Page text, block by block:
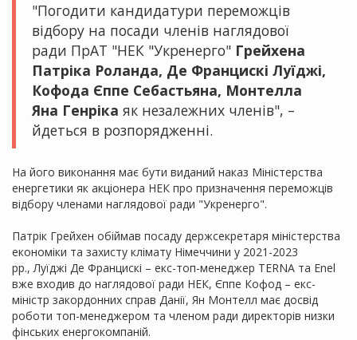
"Погодити кандидатури переможців
відбору на посади членів наглядової
ради ПрАТ "НЕК "Укренерго" Грейхена
Патріка Роланда, Де Францискі Луїджі,
Кофода Єппе Себастьяна, Монтелла
Яна Генріка як незалежних членів", –
йдеться в розпорядженні.
На його виконання має бути виданий наказ Міністерства
енергетики як акціонера НЕК про призначення переможців
відбору членами наглядової ради "Укренерго".
Патрік Грейхен обіймав посаду держсекретаря міністерства
економіки та захисту клімату Німеччини у 2021-2023
рр., Луїджі Де Францискі – екс-топ-менеджер TERNA та Enel
вже входив до наглядової ради НЕК, Єппе Кофод – екс-
міністр закордонних справ Данії, Ян Монтелл має досвід
роботи топ-менеджером та членом ради директорів низки
фінських енергокомпаній.